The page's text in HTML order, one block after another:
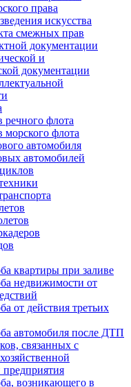
права
искусства
смежных прав
документации
и
документации
речного флота
морского флота
автомобиля
автомобилей
квартиры при заливе
недвижимости от
от действия третьих
автомобиля после ДТП
связанных с
предприятия
возникающего в